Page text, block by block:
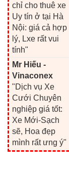
chỉ cho thuê xe
Uy tín ở tại Hà
Nội: giá cả hợp
lý, Lxe rất vui
tính"
Mr Hiếu -
Vinaconex
"Dịch vụ Xe
Cưới Chuyên
nghiệp giá tốt:
Xe Mới-Sạch
sẽ, Hoa đẹp
mình rất ưng ý"